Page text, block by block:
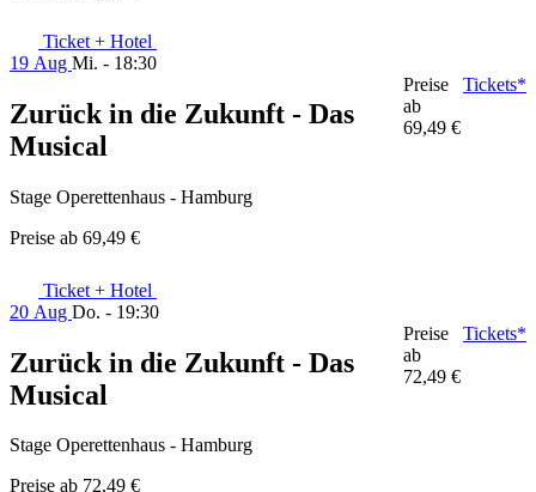
Ticket + Hotel
19 Aug Mi. - 18:30
Zurück in die Zukunft - Das
Musical
Stage Operettenhaus - Hamburg
Preise ab 69,49 €
Preise
ab
69,49 €
Tickets*
Ticket + Hotel
20 Aug Do. - 19:30
Zurück in die Zukunft - Das
Musical
Stage Operettenhaus - Hamburg
Preise ab 72,49 €
Preise
ab
72,49 €
Tickets*